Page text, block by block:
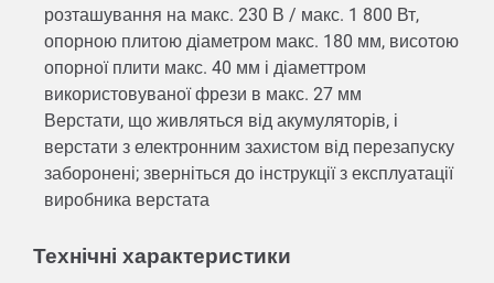
розташування на макс. 230 В / макс. 1 800 Вт,
опорною плитою діаметром макс. 180 мм, висотою
опорної плити макс. 40 мм і діаметтром
використовуваної фрези в макс. 27 мм
Верстати, що живляться від акумуляторів, і
верстати з електронним захистом від перезапуску
заборонені; зверніться до інструкції з експлуатації
виробника верстата
Технічні характеристики